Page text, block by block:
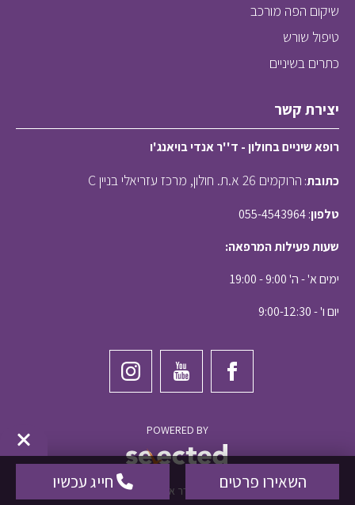
השאירו פרטים חייג עכשיו
שיקום הפה מורכב
טיפול שורש
כתרים בשיניים
יצירת קשר
רופא שיניים בחולון - ד''ר אנדי בויאנג'ו
כתובת: הרוקמים 26 א.ת. חולון, מרכז עזריאלי בניין C
טלפון: 055-4543964
שעות פעילות המרפאה:
ימים א' - ה' 9:00 - 19:00
יום ו' - 9:00-12:30
POWERED BY
© 2026 כל הזכויות שמורות לדר אנדי ביואנג'ו | רופא שיניים בחולון